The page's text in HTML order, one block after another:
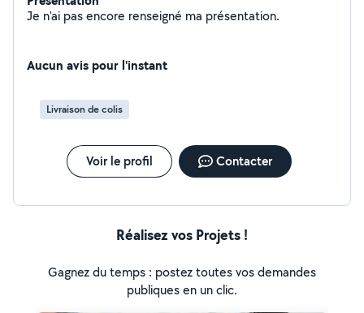
Je n'ai pas encore renseigné ma présentation.
Aucun avis pour l'instant
Livraison de colis
Voir le profil Contacter
Réalisez vos Projets !
Gagnez du temps : postez toutes vos demandes
publiques en un clic.